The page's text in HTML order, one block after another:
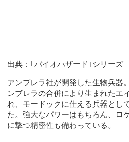
出典：｢バイオハザード｣シリーズ
アンブレラ社が開発した生物兵器
ンブレラの合併により生まれたエ
れ、モードックに仕える兵器とし
た。強大なパワーはもちろん、ロ
に撃つ精密性も備わっている。